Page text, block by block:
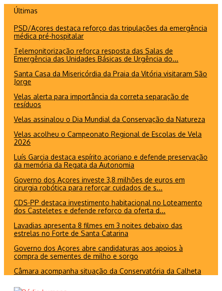
conteúdo
Últimas
PSD/Açores destaca reforço das tripulações da emergência
médica pré-hospitalar
Telemonitorização reforça resposta das Salas de
Emergência das Unidades Básicas de Urgência do...
Santa Casa da Misericórdia da Praia da Vitória visitaram São
Jorge
Velas alerta para importância da correta separação de
resíduos
Velas assinalou o Dia Mundial da Conservação da Natureza
Velas acolheu o Campeonato Regional de Escolas de Vela
2026
Luís Garcia destaca espírito açoriano e defende preservação
da memória da Regata da Autonomia
Governo dos Açores investe 3,8 milhões de euros em
cirurgia robótica para reforçar cuidados de s...
CDS-PP destaca investimento habitacional no Loteamento
dos Casteletes e defende reforço da oferta d...
Lavadias apresenta 8 filmes em 3 noites debaixo das
estrelas no Forte de Santa Catarina
Governo dos Açores abre candidaturas aos apoios à
compra de sementes de milho e sorgo
Câmara acompanha situação da Conservatória da Calheta